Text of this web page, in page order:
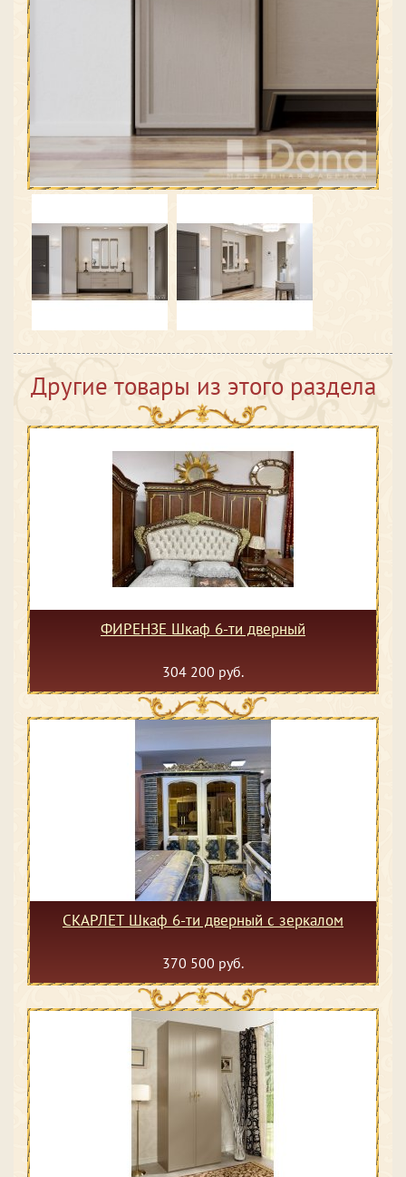
Другие товары из этого раздела
ФИРЕНЗЕ Шкаф 6-ти дверный
304 200 руб.
СКАРЛЕТ Шкаф 6-ти дверный с зеркалом
370 500 руб.